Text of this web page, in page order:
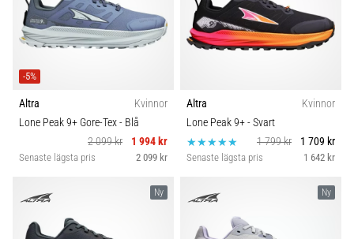
-5%
Altra
Kvinnor
Lone Peak 9+ Gore-Tex- Blå
2 099 kr
1 994 kr
Senaste lägsta pris 2 099 kr
Altra
Kvinnor
Lone Peak 9+- Svart
1 799 kr
1 709 kr
Senaste lägsta pris 1 642 kr
Ny Ny